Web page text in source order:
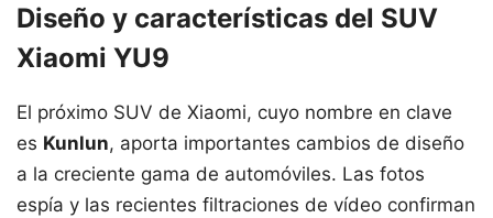
Diseño y características del SUV
Xiaomi YU9
El próximo SUV de Xiaomi, cuyo nombre en clave
es Kunlun, aporta importantes cambios de diseño
a la creciente gama de automóviles. Las fotos
espía y las recientes filtraciones de vídeo confirman